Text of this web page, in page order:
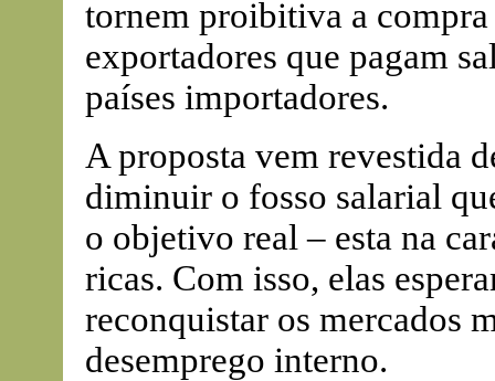
tornem proibitiva a compra
exportadores que pagam
países importadores.
A proposta vem revestida
diminuir o fosso salarial
o objetivo real – esta na
ricas. Com isso, elas
reconquistar os mercados
desemprego interno.